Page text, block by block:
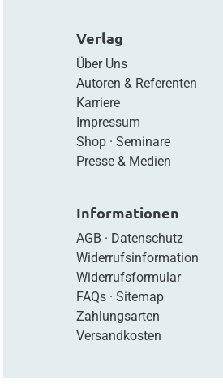
Verlag
Über Uns
Autoren & Referenten
Karriere
Impressum
Shop· Seminare
Presse & Medien
Informationen
AGB · Datenschutz
Widerrufsinformation
Widerrufsformular
FAQs· Sitemap
Zahlungsarten
Versandkosten